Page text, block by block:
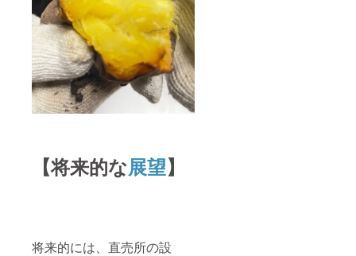
【将来的な展望】
将来的には、直売所の設